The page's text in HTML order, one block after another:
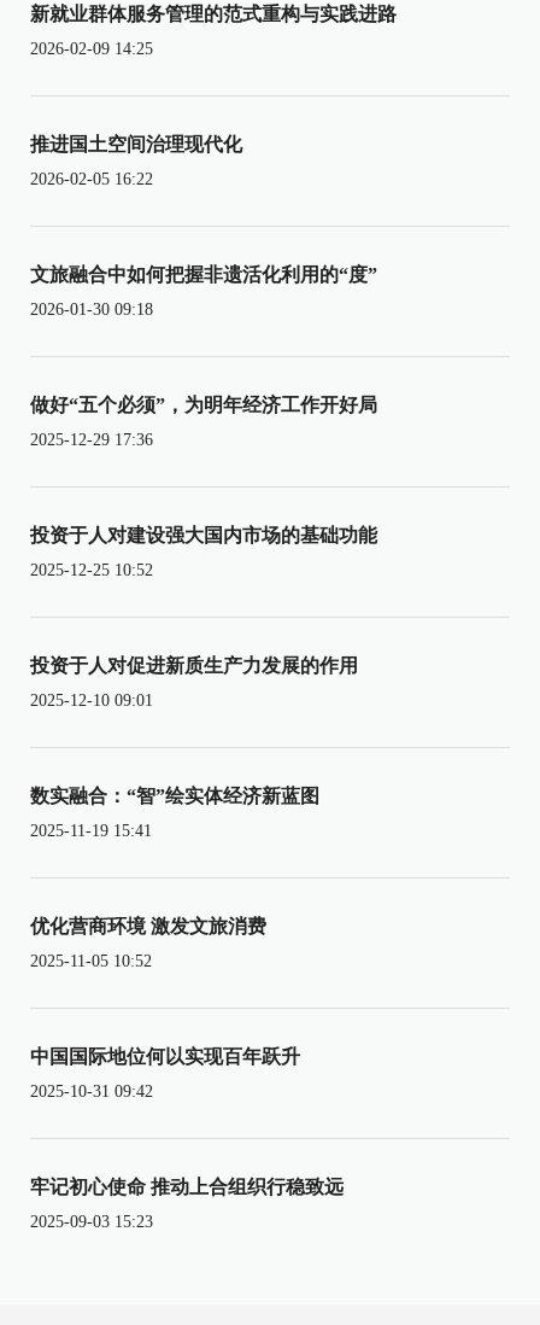
新就业群体服务管理的范式重构与实践进路
2026-02-09 14:25
推进国土空间治理现代化
2026-02-05 16:22
文旅融合中如何把握非遗活化利用的“度”
2026-01-30 09:18
做好“五个必须”，为明年经济工作开好局
2025-12-29 17:36
投资于人对建设强大国内市场的基础功能
2025-12-25 10:52
投资于人对促进新质生产力发展的作用
2025-12-10 09:01
数实融合：“智”绘实体经济新蓝图
2025-11-19 15:41
优化营商环境 激发文旅消费
2025-11-05 10:52
中国国际地位何以实现百年跃升
2025-10-31 09:42
牢记初心使命 推动上合组织行稳致远
2025-09-03 15:23